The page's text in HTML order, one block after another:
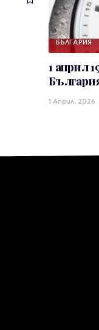
БЪЛГАРИЯ
1 април
1 Април, 2026